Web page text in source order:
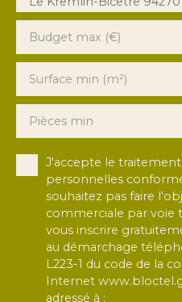
Budget max (€)
Surface min (m²)
Pièces min
J'accepte le
personnelles
souhaitez pas faire
commerciale par voie
vous inscrire
au démarchage
L223-1 du code de la
Internet
adressé à :